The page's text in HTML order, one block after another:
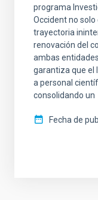
programa
Occident no
trayectoria
renovación del
ambas
garantiza que el
a personal
consolidando un
Fecha de